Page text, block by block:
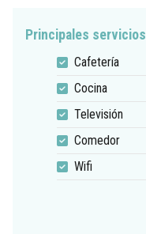
Principales servicios
Cafetería
Cocina
Televisión
Comedor
Wifi